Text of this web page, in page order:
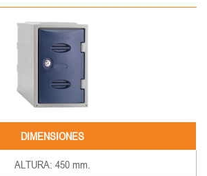
DIMENSIONES
ALTURA: 450 mm.